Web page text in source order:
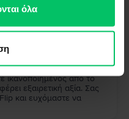
όλα
σας!
ικανοποιημένος από το
εξαιρετική αξία. Σας
και ευχόμαστε να